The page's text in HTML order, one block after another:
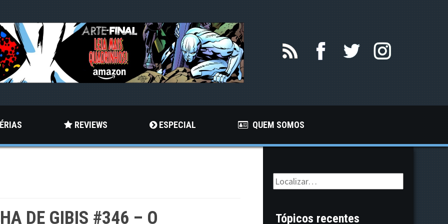
REVIEWS ESPECIAL QUEM SOMOS
DE GIBIS #346 – O
Tópicos recentes